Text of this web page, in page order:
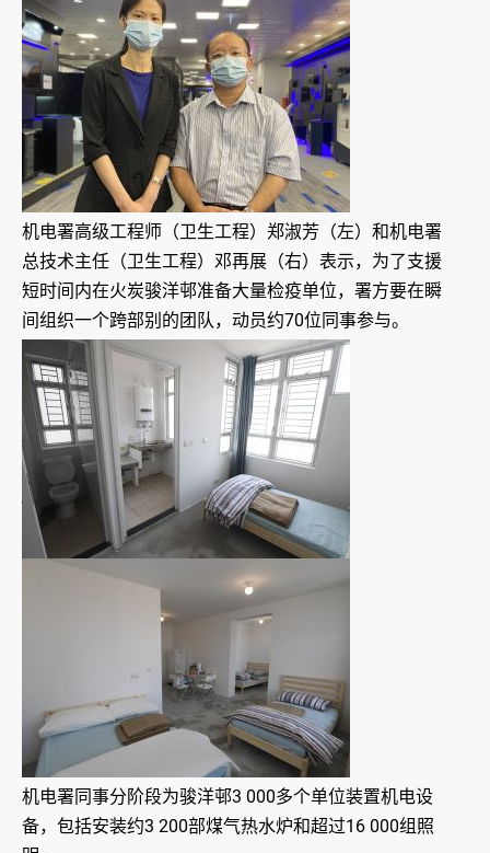
机电署高级工程师（卫生工程）郑淑芳（左）和机电署
总技术主任（卫生工程）邓再展（右）表示，为了支援
短时间内在火炭骏洋邨准备大量检疫单位，署方要在瞬
间组织一个跨部别的团队，动员约70位同事参与。
机电署同事分阶段为骏洋邨3 000多个单位装置机电设
备，包括安装约3 200部煤气热水炉和超过16 000组照